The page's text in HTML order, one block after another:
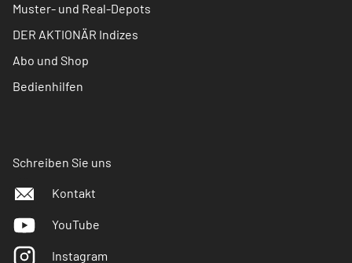
Muster- und Real-Depots
DER AKTIONÄR Indizes
Abo und Shop
Bedienhilfen
Schreiben Sie uns
Kontakt
YouTube
Instagram